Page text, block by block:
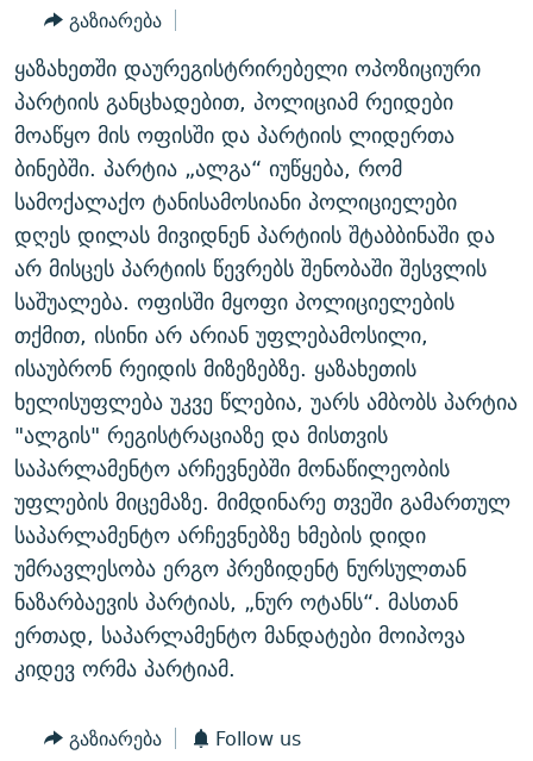
60 ᲓᲔᲪᲘᲑᲔᲚᲘ
ᲒᲐᲜᲙᲘᲗᲮᲕᲘᲡ ᲓᲦᲔ
ᲓᲘᲚᲘᲡ ᲡᲐᲣᲑᲠᲔᲑᲘ
ᲛᲝᲚᲐᲞᲐᲠᲐᲙᲔ ᲢᲔᲥᲡᲢᲔᲑᲘ
ᲨᲘᲜ - ᲣᲪᲮᲝᲔᲗᲨᲘ
ᲚᲘᲢᲔᲠᲐᲢᲣᲠᲣᲚᲘ ᲬᲐᲮᲜᲐᲒᲔᲑᲘ
ᲐᲛᲔᲠᲘᲙᲣᲚᲘ ᲛᲝᲗᲮᲠᲝᲑᲐ
ᲘᲛᲞᲔᲠᲘᲐ ᲓᲐ ᲠᲐᲓᲘᲝ
ᲤᲔᲜᲝᲕᲐᲜᲘ - 2.10
ᲗᲥᲕᲔᲜᲘ ᲞᲣᲑᲚᲘᲙᲐᲪᲘᲔᲑᲘ
ᲞᲠᲝᲔᲥᲢᲔᲑᲘ
ᲣᲙᲠᲐᲘᲜᲐᲨᲘ ᲓᲐᲦᲣᲞᲣᲚᲘ ᲥᲐᲠᲗᲕᲔᲚᲘ ᲛᲔᲑᲠᲫᲝᲚᲔᲑᲘ - 2022
ᲓᲐᲛᲝᲣᲙᲘᲓᲔᲑᲚᲝᲑᲘᲡ 100 ᲬᲔᲚᲘ
ᲩᲔᲛᲘ ᲡᲘᲙᲕᲓᲘᲚᲘᲡ ᲛᲘᲖᲔᲖᲘᲐ COVID-19
11 ᲬᲔᲚᲘ - 11 ᲐᲛᲑᲐᲕᲘ
ᲡᲐᲞᲐᲠᲚᲐᲛᲔᲜᲢᲝ ᲐᲠᲩᲔᲕᲜᲔᲑᲘᲡ ᲘᲡᲢᲝᲠᲘᲐ
ᲑᲐᲕᲨᲕᲔᲑᲘ ᲞᲠᲝᲡᲢᲘᲢᲣᲪᲘᲐᲨᲘ - ᲐᲛᲝᲣᲗᲥᲛᲔᲚᲘ ᲐᲛᲑᲐᲕᲘ
5 ᲐᲛᲑᲐᲕᲘ - 20 ᲘᲕᲜᲘᲡᲡ ᲓᲐᲨᲐᲕᲔᲑᲣᲚᲔᲑᲘ
ᲐᲒᲕᲘᲡᲢᲝᲡ ᲝᲛᲘ
ПРИВЕТ ᲙᲣᲚᲢᲣᲠᲐ
ЭХО КАВКАЗА
ᲒᲐᲛᲝᲘᲬᲔᲠᲔ
რთე/რთ-ის ყველა საიტი
გაზიარება
ყაზახეთში დაურეგისტრირებელი ოპოზიციური
პარტიის განცხადებით, პოლიციამ რეიდები
მოაწყო მის ოფისში და პარტიის ლიდერთა
ბინებში. პარტია „ალგა“ იუწყება, რომ
სამოქალაქო ტანისამოსიანი პოლიციელები
დღეს დილას მივიდნენ პარტიის შტაბბინაში და
არ მისცეს პარტიის წევრებს შენობაში შესვლის
საშუალება. ოფისში მყოფი პოლიციელების
თქმით, ისინი არ არიან უფლებამოსილი,
ისაუბრონ რეიდის მიზეზებზე. ყაზახეთის
ხელისუფლება უკვე წლებია, უარს ამბობს პარტია
"ალგის" რეგისტრაციაზე და მისთვის
საპარლამენტო არჩევნებში მონაწილეობის
უფლების მიცემაზე. მიმდინარე თვეში გამართულ
საპარლამენტო არჩევნებზე ხმების დიდი
უმრავლესობა ერგო პრეზიდენტ ნურსულთან
ნაზარბაევის პარტიას, „ნურ ოტანს“. მასთან
ერთად, საპარლამენტო მანდატები მოიპოვა
კიდევ ორმა პარტიამ.
გაზიარება Follow us